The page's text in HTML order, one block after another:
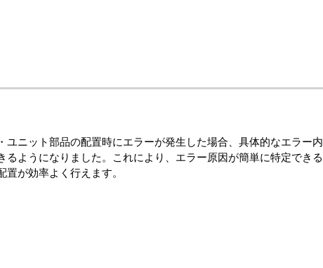
ユニット部品の配置時にエラーが発生した場合、具体的なエラー内
るようになりました。これにより、エラー原因が簡単に特定できる
置が効率よく行えます。